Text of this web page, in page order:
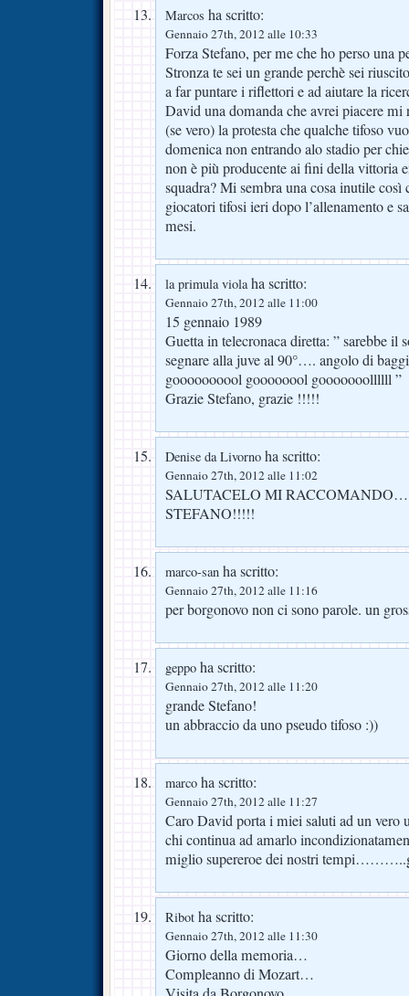
Marcos ha scritto:
Gennaio 27th, 2012 alle 10:33
Forza Stefano, per me che ho perso una
Stronza te sei un grande perchè sei
a far puntare i riflettori e ad aiutare la
David una domanda che avrei piacere mi
(se vero) la protesta che qualche tifoso
domenica non entrando alo stadio per
non è più producente ai fini della vittoria
squadra? Mi sembra una cosa inutile
giocatori tifosi ieri dopo l’allenamento e
mesi.
la primula violaha scritto:
Gennaio 27th, 2012 alle 11:00
15 gennaio 1989
Guetta in telecronaca diretta: ” sarebbe
segnare alla juve al 90°…. angolo di
goooooooool goooooool gooooooollllll ”
Grazie Stefano, grazie !!!!!
Denise da Livorno ha scritto:
Gennaio 27th, 2012 alle 11:02
SALUTACELO MI
STEFANO!!!!!
marco-san ha scritto:
Gennaio 27th, 2012 alle 11:16
per borgonovo non ci sono parole. un
geppo ha scritto:
Gennaio 27th, 2012 alle 11:20
grande Stefano!
un abbraccio da uno pseudo tifoso :))
marco ha scritto:
Gennaio 27th, 2012 alle 11:27
Caro David porta i miei saluti ad un vero
chi continua ad amarlo
miglio supereroe dei nostri
Ribot ha scritto:
Gennaio 27th, 2012 alle 11:30
Giorno della memoria…
Compleanno di Mozart…